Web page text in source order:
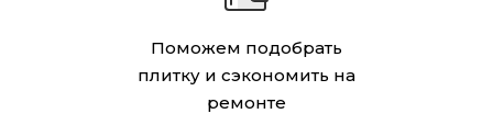
Поможем подобрать
плитку и сэкономить на
ремонте